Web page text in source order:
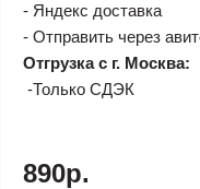
- Яндекс доставка
- Отправить через
Отгрузка с г. Москва:
-Только СДЭК
890р.